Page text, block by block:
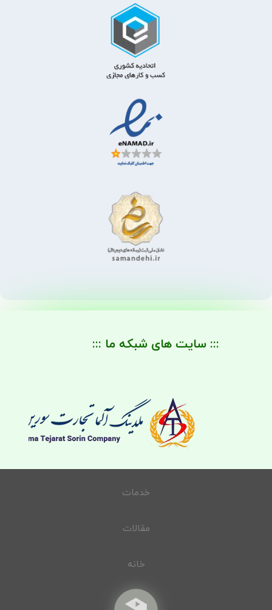
::: سایت های شبکه ما :::
خدمات
مقالات
خانه